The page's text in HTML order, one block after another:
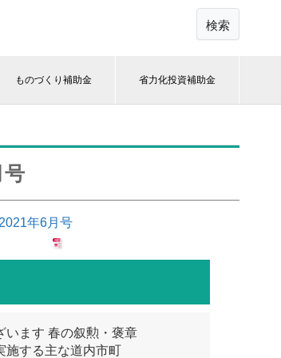
検索
ものづくり補助金 省力化投資補助金
号
年6月号
います 春の叙勲・褒章
施する主な道内市町